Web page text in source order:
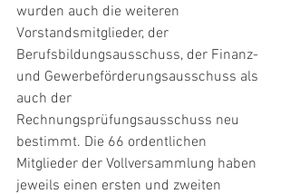
wurden auch die weiteren
Vorstandsmitglieder, der
Berufsbildungsausschuss, der Finanz-
und Gewerbeförderungsausschuss als
auch der
Rechnungsprüfungsausschuss neu
bestimmt. Die 66 ordentlichen
Mitglieder der Vollversammlung haben
jeweils einen ersten und zweiten